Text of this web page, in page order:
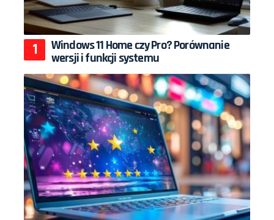
Windows 11 Home czy Pro? Porównanie
wersji i funkcji systemu